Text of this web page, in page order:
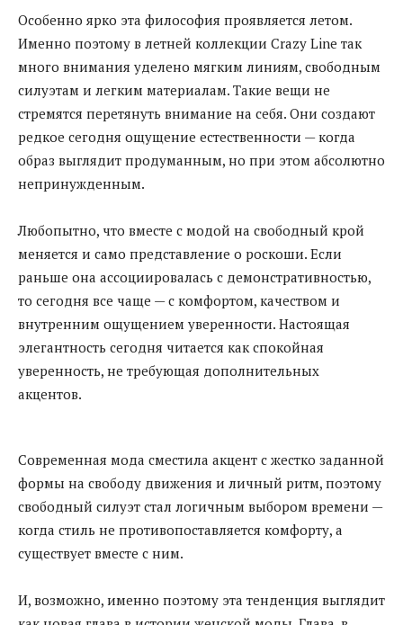
Особенно ярко эта философия проявляется летом.
Именно поэтому в летней коллекции Crazy Line так
много внимания уделено мягким линиям, свободным
силуэтам и легким материалам. Такие вещи не
стремятся перетянуть внимание на себя. Они создают
редкое сегодня ощущение естественности — когда
образ выглядит продуманным, но при этом абсолютно
непринужденным.
Любопытно, что вместе с модой на свободный крой
меняется и само представление о роскоши. Если
раньше она ассоциировалась с демонстративностью,
то сегодня все чаще — с комфортом, качеством и
внутренним ощущением уверенности. Настоящая
элегантность сегодня читается как спокойная
уверенность, не требующая дополнительных
акцентов.
Современная мода сместила акцент с жестко заданной
формы на свободу движения и личный ритм, поэтому
свободный силуэт стал логичным выбором времени —
когда стиль не противопоставляется комфорту, а
существует вместе с ним.
И, возможно, именно поэтому эта тенденция выглядит